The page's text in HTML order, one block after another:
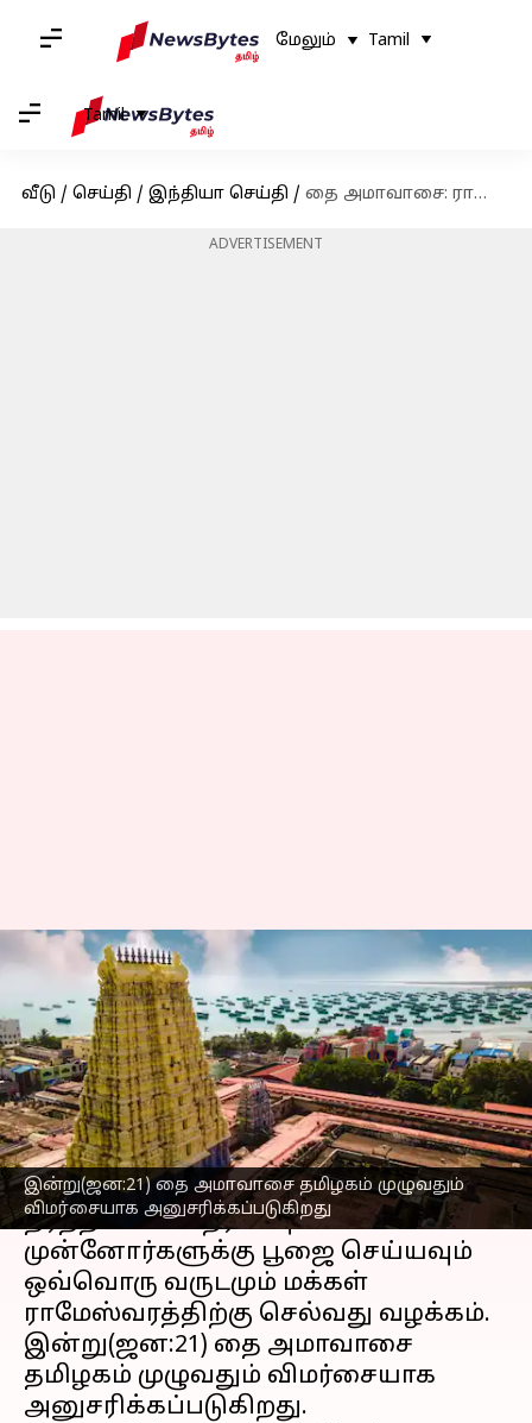
மேலும் Tamil
Tamil
வீடு / செய்தி / இந்தியா செய்தி / தை அமாவாசை: ராமேஸ்வரத்தில் குவிந்த கூட்டம்
ADVERTISEMENT
இன்று(ஜன:21) தை அமாவாசை தமிழகம் முழுவதும்
விமர்சையாக அனுசரிக்கப்படுகிறது
தை அமாவாசை:
ராமேஸ்வரத்தில் குவிந்த
கூட்டம்
எழுதியவர் Sindhuja SM Jan 21, 2023 03:09 pm
செய்தி முன்னோட்டம்
தை அமாவாசையை முன்னிட்டு அக்னி
தீர்த்த கடலில் நீராடவும்
முன்னோர்களுக்கு பூஜை செய்யவும்
ஒவ்வொரு வருடமும் மக்கள்
ராமேஸ்வரத்திற்கு செல்வது வழக்கம்.
இன்று(ஜன:21) தை அமாவாசை
தமிழகம் முழுவதும் விமர்சையாக
அனுசரிக்கப்படுகிறது.